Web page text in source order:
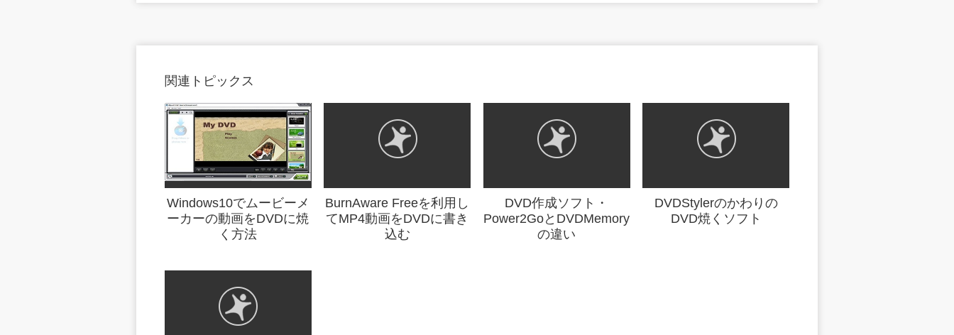
関連トピックス
Windows10でムービーメ
ーカーの動画をDVDに焼
く方法
BurnAware Freeを利用し
てMP4動画をDVDに書き
込む
DVD作成ソフト・
Power2GoとDVDMemory
の違い
DVDStylerのかわりの
DVD焼くソフト